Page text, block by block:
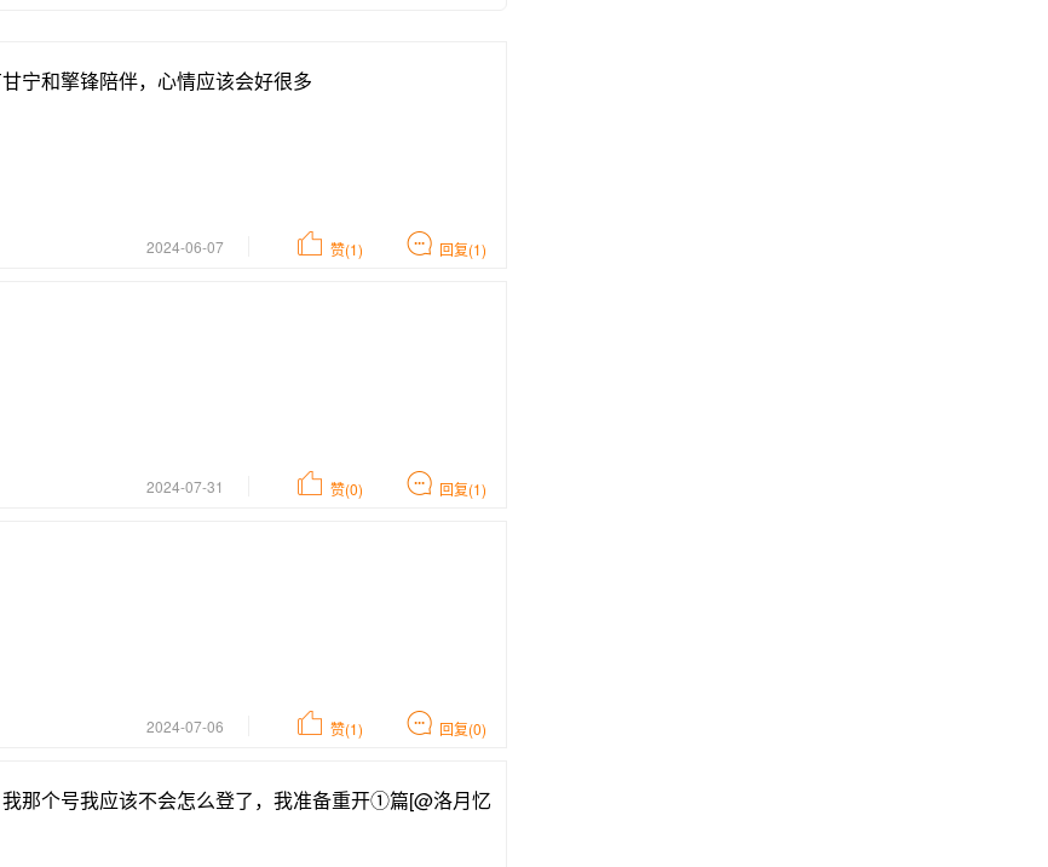
宁和擎锋陪伴，心情应该会好很多
2024-06-07 赞(1) 回复(1)
2024-07-31 赞(0) 回复(1)
2024-07-06 赞(1) 回复(0)
那个号我应该不会怎么登了，我准备重开①篇[@洛月忆